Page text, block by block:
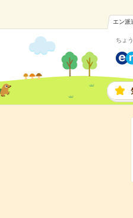
エン派
ちょ